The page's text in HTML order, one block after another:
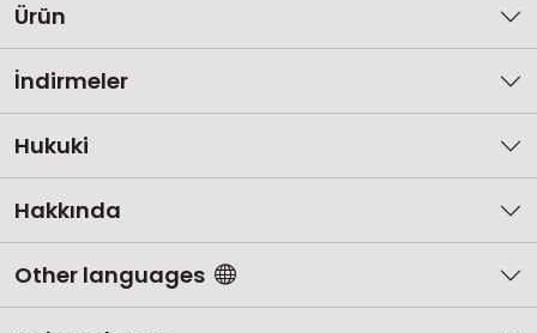
Ürün
İndirmeler
Hukuki
Hakkında
Other languages